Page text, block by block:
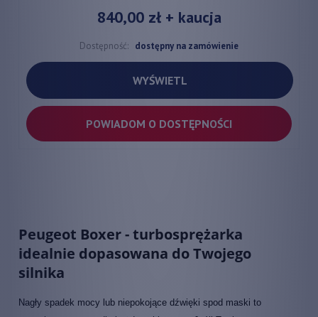
840,00 zł+ kaucja
Dostępność: dostępny na zamówienie
WYŚWIETL
POWIADOM O DOSTĘPNOŚCI
Peugeot Boxer - turbosprężarka
idealnie dopasowana do Twojego
silnika
Nagły spadek mocy lub niepokojące dźwięki spod maski to